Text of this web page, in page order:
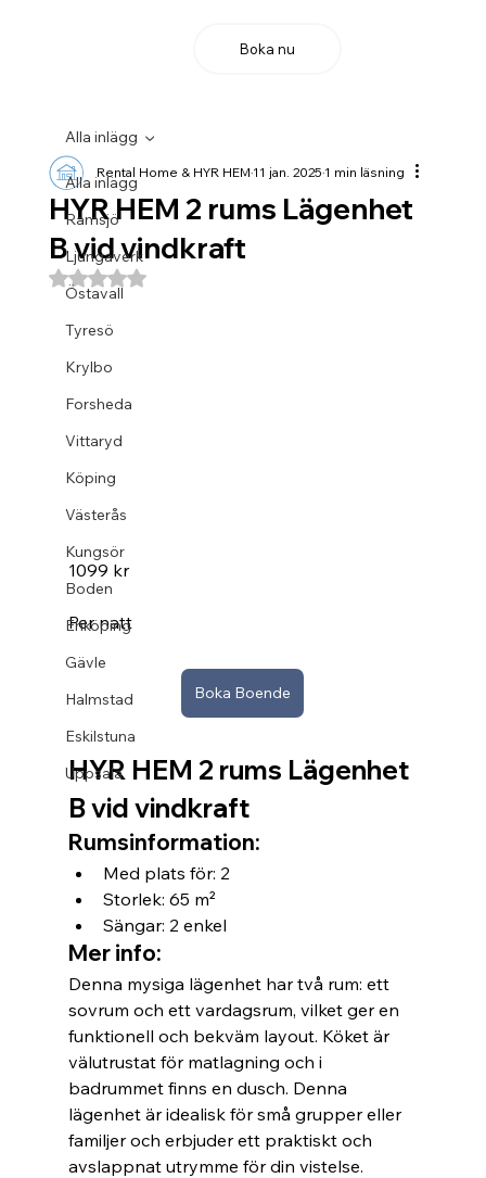
Boka nu
Alla inlägg
Ramsjö
Ljungaverk
Östavall
Tyresö
Krylbo
Forsheda
Vittaryd
Köping
Västerås
Kungsör
Boden
Enköping
Gävle
Halmstad
Eskilstuna
Uppsala
Alla inlägg
HYR HEM 2 rums Lägenhet
B vid vindkraft
Rental Home & HYR HEM11 jan. 20251 min läsning
Betygsatt till NaN av 5 stjärnor.
1099 kr
Per natt
Boka Boende
HYR HEM 2 rums Lägenhet
B vid vindkraft
Rumsinformation:
Med plats för: 2
Storlek: 65 m²
Sängar: 2 enkel
Mer info:
Denna mysiga lägenhet har två rum: ett
sovrum och ett vardagsrum, vilket ger en
funktionell och bekväm layout. Köket är
välutrustat för matlagning och i
badrummet finns en dusch. Denna
lägenhet är idealisk för små grupper eller
familjer och erbjuder ett praktiskt och
avslappnat utrymme för din vistelse.